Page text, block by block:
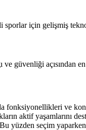
sporlar için gelişmiş
güvenliği açısından
fonksiyonellikleri ve
aktif yaşamlarını
yüzden seçim